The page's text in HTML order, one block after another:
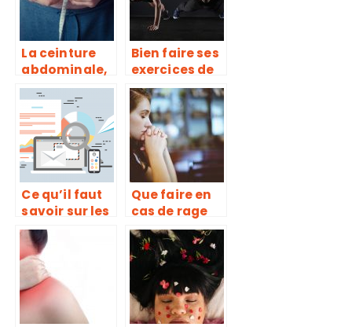
La ceinture
abdominale,
pour
échapper aux
formes
disgracieuses
Bien faire ses
exercices de
muscu, une
erreur trop
souvent
répétée
Ce qu’il faut
savoir sur les
pharmacies
en ligne
Que faire en
cas de rage
de dents?